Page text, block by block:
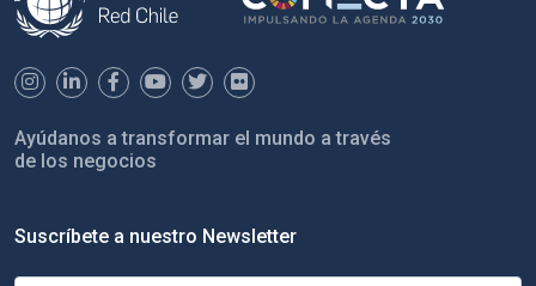
Ayúdanos a transformar el mundo a través
de los negocios
Suscríbete a nuestro Newsletter